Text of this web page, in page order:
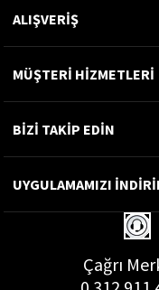
ALIŞVERİŞ
MÜŞTERİ HİZMETLERİ
BİZİ TAKİP EDİN
UYGULAMAMIZI
Çağrı